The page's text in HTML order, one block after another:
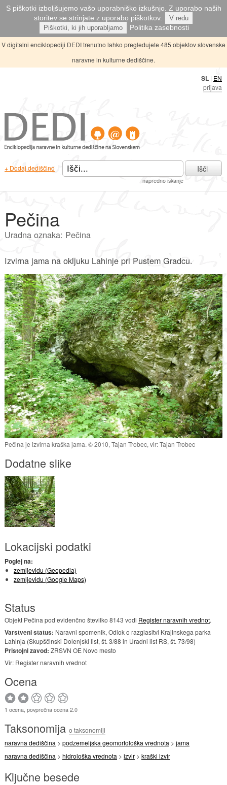
S piškotki izboljšujemo vašo uporabniško izkušnjo. Z uporabo naših
storitev se strinjate z uporabo piškotkov.
V redu
Piškotki, ki jih uporabljamo
Politika zasebnosti
V digitalni enciklopediji DEDI trenutno lahko pregledujete 485 objektov slovenske
naravne in kulturne dediščine.
SL | EN
prijava
+ Dodaj dediščino
napredno iskanje
Išči
Pečina
Uradna oznaka: Pečina
Izvirna jama na okljuku Lahinje pri Pustem Gradcu.
Pečina je izvirna kraška jama. © 2010, Tajan Trobec, vir: Tajan Trobec
Dodatne slike
Lokacijski podatki
Poglej na:
zemljevidu (Geopedia)
zemljevidu (Google Maps)
Status
Objekt Pečina pod evidenčno številko 8143 vodi Register naravnih vrednot.
Varstveni status: Naravni spomenik, Odlok o razglasitvi Krajinskega parka
Lahinja (Skupščinski Dolenjski list, št. 3/88 in Uradni list RS, št. 73/98)
Pristojni zavod: ZRSVN OE Novo mesto
Vir: Register naravnih vrednot
Ocena
1 ocena, povprečna ocena 2.0
Taksonomija o taksonomiji
naravna dediščina > podzemeljska geomorfološka vrednota > jama
naravna dediščina > hidrološka vrednota > izvir> kraški izvir
Ključne besede